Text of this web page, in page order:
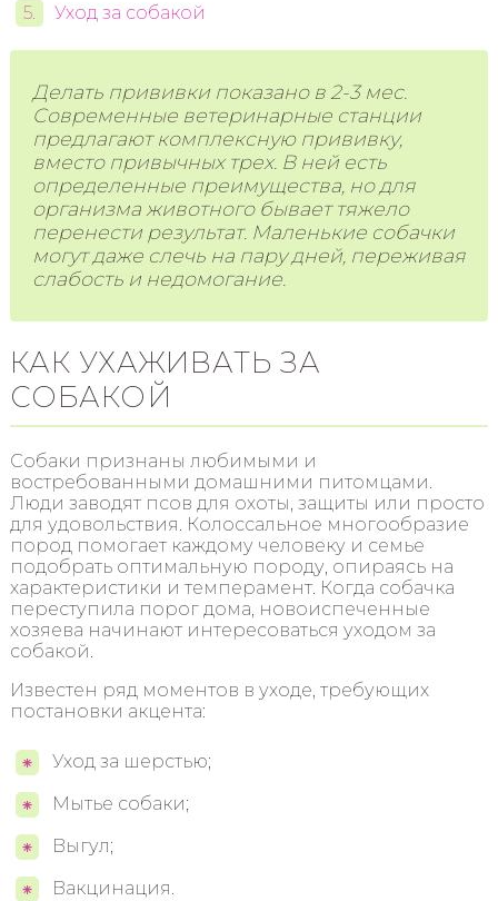
Уход за собакой
Делать прививки показано в 2-3 мес.
Современные ветеринарные станции
предлагают комплексную прививку,
вместо привычных трех. В ней есть
определенные преимущества, но для
организма животного бывает тяжело
перенести результат. Маленькие собачки
могут даже слечь на пару дней, переживая
слабость и недомогание.
КАК УХАЖИВАТЬ ЗА
СОБАКОЙ
Собаки признаны любимыми и
востребованными домашними питомцами.
Люди заводят псов для охоты, защиты или просто
для удовольствия. Колоссальное многообразие
пород помогает каждому человеку и семье
подобрать оптимальную породу, опираясь на
характеристики и темперамент. Когда собачка
переступила порог дома, новоиспеченные
хозяева начинают интересоваться уходом за
собакой.
Известен ряд моментов в уходе, требующих
постановки акцента:
Уход за шерстью;
Мытье собаки;
Выгул;
Вакцинация.